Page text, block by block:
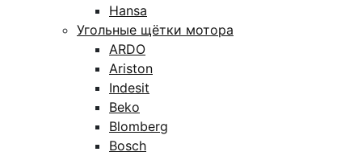
Hansa
Угольные щётки мотора
ARDO
Ariston
Indesit
Beko
Blomberg
Bosch